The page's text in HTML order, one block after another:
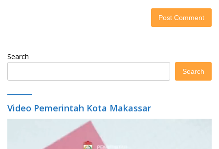
Search
Search
Video Pemerintah Kota Makassar